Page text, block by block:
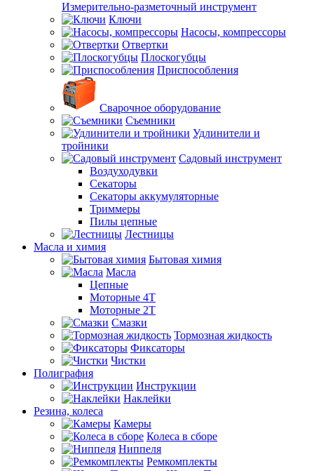
Измерительно-разметочный инструмент
Ключи
Насосы, компрессоры
Отвертки
Плоскогубцы
Приспособления
Сварочное оборудование
Съемники
Удлинители и
тройники
Садовый инструмент
Воздуходувки
Секаторы
Секаторы аккумуляторные
Триммеры
Пилы цепные
Лестницы
Масла и химия
Бытовая химия
Масла
Цепные
Моторные 4Т
Моторные 2Т
Смазки
Тормозная жидкость
Фиксаторы
Чистки
Полиграфия
Инструкции
Наклейки
Резина, колеса
Камеры
Колеса в сборе
Ниппеля
Ремкомплекты